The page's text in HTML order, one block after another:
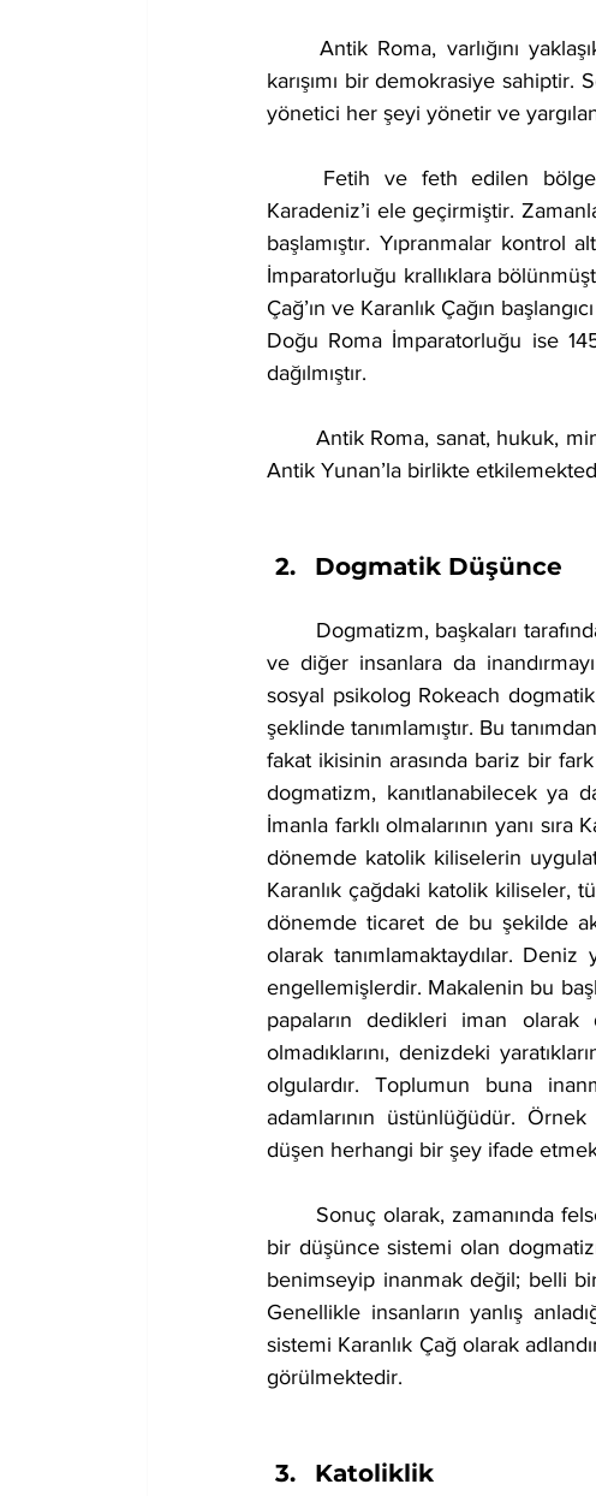
karışımı bir demokrasiye
yönetici her şeyi yönetir ve
Karadeniz’i ele geçirmiştir.
başlamıştır. Yıpranmalar kontrol
İmparatorluğu krallıklara
Çağ’ın ve Karanlık Çağın
Doğu Roma İmparatorluğu ise
dağılmıştır.
Antik Yunan’la birlikte
Dogmatik Düşünce
ve diğer insanlara da
sosyal psikolog Rokeach
şeklinde tanımlamıştır. Bu
fakat ikisinin arasında bariz bir
dogmatizm, kanıtlanabilecek ya
İmanla farklı olmalarının yanı
dönemde katolik kiliselerin
Karanlık çağdaki katolik kiliseler,
dönemde ticaret de bu şekilde
olarak tanımlamaktaydılar.
engellemişlerdir. Makalenin bu
papaların dedikleri iman
olmadıklarını, denizdeki
olgulardır. Toplumun buna
adamlarının üstünlüğüdür.
düşen herhangi bir şey ifade
bir düşünce sistemi olan
benimseyip inanmak değil; belli
Genellikle insanların yanlış
sistemi Karanlık Çağ olarak
görülmektedir.
Katoliklik